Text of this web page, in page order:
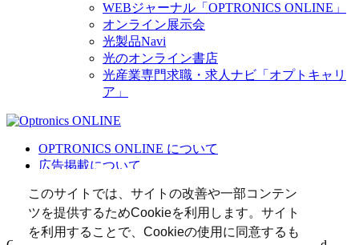
このサイトでは、サイトの改善や一部コンテン
ツを提供するためCookieを利用します。サイト
を利用することで、Cookieの使用に同意するも
WEBジャーナル「OPTRONICS ONLINE」
オンライン展示会
光製品Navi
光のオンライン書店
光産業専門求職・求人ナビ「オプトキャリ
ア」
OPTRONICS ONLINE について
広告掲載について
個人情報
光関連リンク集